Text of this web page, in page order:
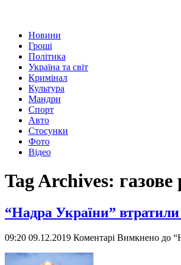
Новини
Гроші
Політика
Україна та світ
Кримінал
Культура
Мандри
Спорт
Авто
Стосунки
Фото
Відео
Tag Archives:
“Надра України”
09:20 09.12.2019 Коментарі Вимкнено до